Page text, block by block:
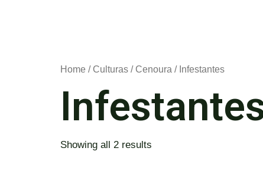
Home / Culturas / Cenoura / Infestantes
Showing all 2 results